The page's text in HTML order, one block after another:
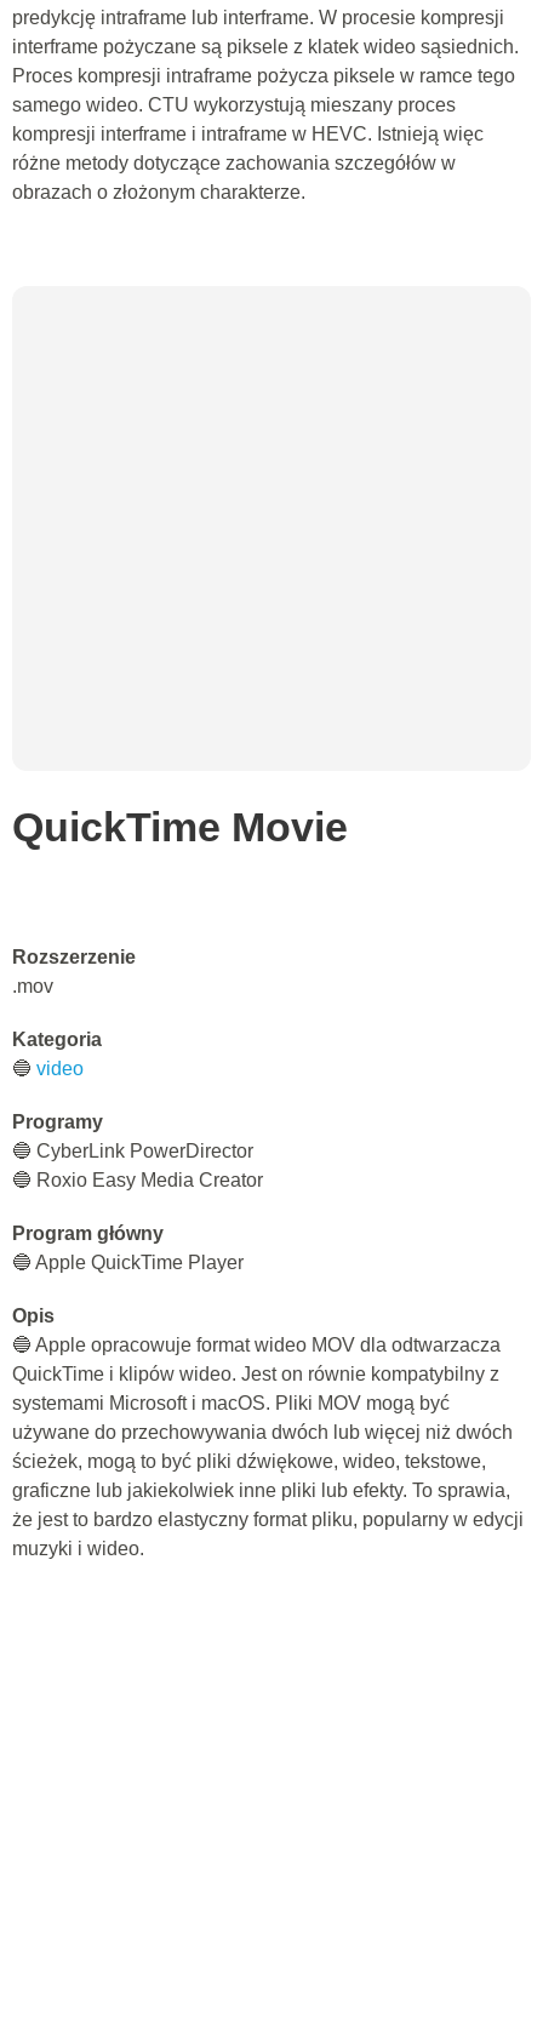
predykcję intraframe lub interframe. W procesie kompresji
interframe pożyczane są piksele z klatek wideo sąsiednich.
Proces kompresji intraframe pożycza piksele w ramce tego
samego wideo. CTU wykorzystują mieszany proces
kompresji interframe i intraframe w HEVC. Istnieją więc
różne metody dotyczące zachowania szczegółów w
obrazach o złożonym charakterze.
QuickTime Movie
Rozszerzenie
.mov
Kategoria
🔵 video
Programy
🔵 CyberLink PowerDirector
🔵 Roxio Easy Media Creator
Program główny
🔵 Apple QuickTime Player
Opis
🔵 Apple opracowuje format wideo MOV dla odtwarzacza
QuickTime i klipów wideo. Jest on równie kompatybilny z
systemami Microsoft i macOS. Pliki MOV mogą być
używane do przechowywania dwóch lub więcej niż dwóch
ścieżek, mogą to być pliki dźwiękowe, wideo, tekstowe,
graficzne lub jakiekolwiek inne pliki lub efekty. To sprawia,
że ​​jest to bardzo elastyczny format pliku, popularny w edycji
muzyki i wideo.